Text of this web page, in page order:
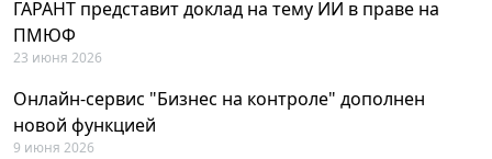
ГАРАНТ представит доклад на тему ИИ в праве на
ПМЮФ
23 июня 2026
Онлайн-сервис "Бизнес на контроле" дополнен
новой функцией
9 июня 2026